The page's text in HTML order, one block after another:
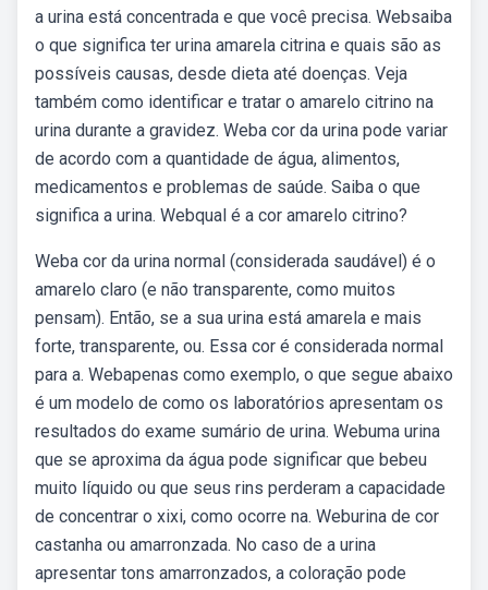
a urina está concentrada e que você precisa. Websaiba
o que significa ter urina amarela citrina e quais são as
possíveis causas, desde dieta até doenças. Veja
também como identificar e tratar o amarelo citrino na
urina durante a gravidez. Weba cor da urina pode variar
de acordo com a quantidade de água, alimentos,
medicamentos e problemas de saúde. Saiba o que
significa a urina. Webqual é a cor amarelo citrino?
Weba cor da urina normal (considerada saudável) é o
amarelo claro (e não transparente, como muitos
pensam). Então, se a sua urina está amarela e mais
forte, transparente, ou. Essa cor é considerada normal
para a. Webapenas como exemplo, o que segue abaixo
é um modelo de como os laboratórios apresentam os
resultados do exame sumário de urina. Webuma urina
que se aproxima da água pode significar que bebeu
muito líquido ou que seus rins perderam a capacidade
de concentrar o xixi, como ocorre na. Weburina de cor
castanha ou amarronzada. No caso de a urina
apresentar tons amarronzados, a coloração pode